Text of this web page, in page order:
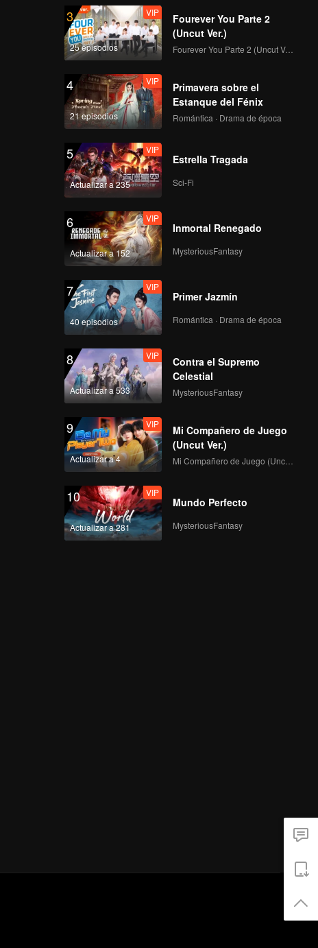
379
381
VIP
382
383
VIP
384
VIP
385
VIP
387
VIP
388
389
VIP
390
3
25 episodios
VIP
Fourever You Parte 2
(Uncut Ver.)
Fourever You Parte 2 (Uncut Ver.)
4
21 episodios
VIP
Primavera sobre el
Estanque del Fénix
Romántica · Drama de época
5
Actualizar a 235
VIP
Estrella Tragada
Sci-Fi
6
Actualizar a 152
VIP
Inmortal Renegado
MysteriousFantasy
7
40 episodios
VIP
Primer Jazmín
Romántica · Drama de época
8
Actualizar a 533
VIP
Contra el Supremo
Celestial
MysteriousFantasy
9
Actualizar a 4
VIP
Mi Compañero de Juego
(Uncut Ver.)
Mi Compañero de Juego (Uncut Ver.)
10
Actualizar a 281
VIP
Mundo Perfecto
MysteriousFantasy